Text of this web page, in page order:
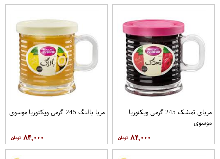
مربای تمشک 245 گرمی ویکتوریا
موسوی
۸۴,۰۰۰
مربا بالنگ 245 گرمی ویکتوریا موسوی
۸۴,۰۰۰